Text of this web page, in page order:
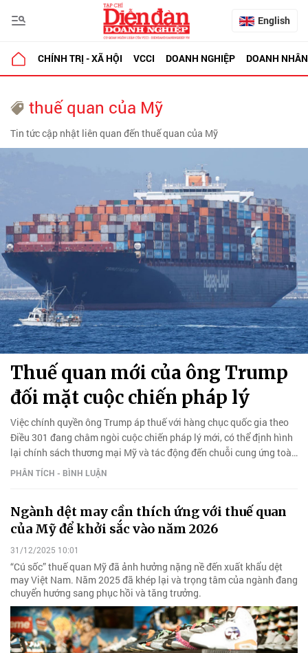
English
CHÍNH TRỊ - XÃ HỘI VCCI DOANH NGHIỆP DOANH NHÂN
thuế quan của Mỹ
Tin tức cập nhật liên quan đến thuế quan của Mỹ
Thuế quan mới của ông Trump
đối mặt cuộc chiến pháp lý
Việc chính quyền ông Trump áp thuế với hàng chục quốc gia theo
Điều 301 đang châm ngòi cuộc chiến pháp lý mới, có thể định hình
lại chính sách thương mại Mỹ và tác động đến chuỗi cung ứng toàn
cầu.
PHÂN TÍCH - BÌNH LUẬN
Ngành dệt may cần thích ứng với thuế quan
của Mỹ để khởi sắc vào năm 2026
31/12/2025 10:01
“Cú sốc” thuế quan Mỹ đã ảnh hưởng nặng nề đến xuất khẩu dệt
may Việt Nam. Năm 2025 đã khép lại và trọng tâm của ngành đang
chuyển hướng sang phục hồi và tăng trưởng.